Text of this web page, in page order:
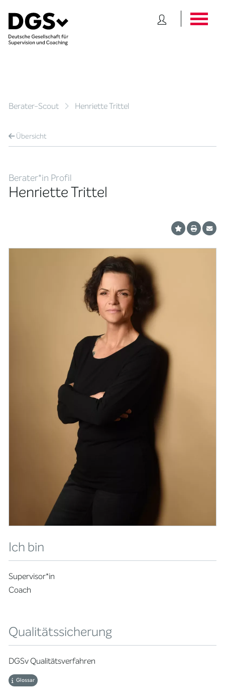
Berater-Scout Henriette Trittel
Übersicht
Berater*in Profil
Henriette Trittel
Ich bin
Supervisor*in
Coach
Qualitätssicherung
DGSv Qualitätsverfahren
Glossar